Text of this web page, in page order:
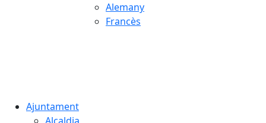
Alemany
Francès
Ajuntament